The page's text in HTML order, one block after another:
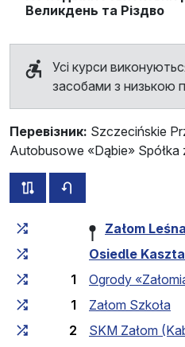
Великдень та Різдво
Усі курси
засобами з низькою
Перевізник: Szczecińskie
Autobusowe «Dąbie» Spółka
всі схеми цього
Загальний час у дорозі
Załom Leśna
Osiedle
1
Ogrody
1
Załom Szkoła
2
SKM Załom